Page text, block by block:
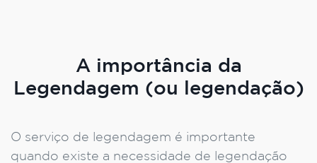
A importância da
Legendagem (ou legendação)
O serviço de legendagem é importante
quando existe a necessidade de legendação